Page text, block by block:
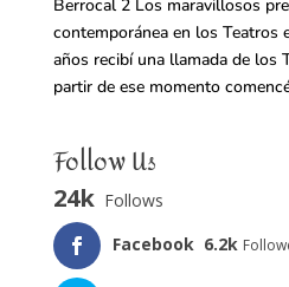
Berrocal 2 Los maravillosos
contemporánea en los Teatros
años recibí una llamada de los
partir de ese momento
Follow Us
24k Follows
Facebook 6.2k